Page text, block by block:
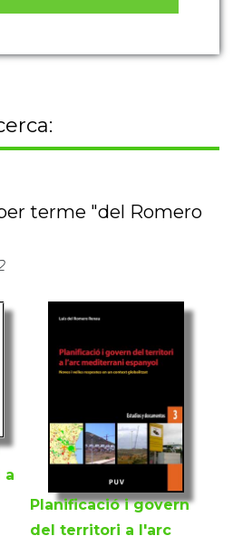
terme "del Romero
a
Planificació i govern
del territori a l'arc